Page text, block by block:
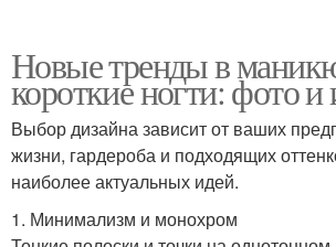
Новые тренды в
короткие ногти: фото и
Выбор дизайна зависит от ваших
жизни, гардероба и подходящих
наиболее актуальных идей.
1. Минимализм и монохром